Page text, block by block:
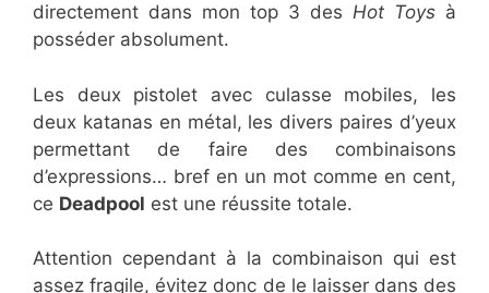
directement dans mon top 3 des Hot Toys à
posséder absolument.
Les deux pistolet avec culasse mobiles, les
deux katanas en métal, les divers paires d’yeux
permettant de faire des combinaisons
d’expressions… bref en un mot comme en cent,
ce Deadpool est une réussite totale.
Attention cependant à la combinaison qui est
assez fragile, évitez donc de le laisser dans des